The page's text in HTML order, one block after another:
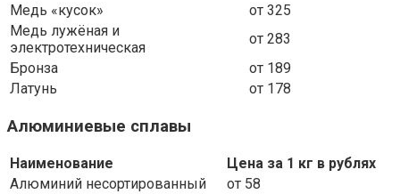
Медь «кусок»
от 325
Медь лужёная и
электротехническая
от 283
Бронза
от 189
Латунь
от 178
Алюминиевые сплавы
Наименование
Цена за 1 кг в рублях
Алюминий несортированный
от 58